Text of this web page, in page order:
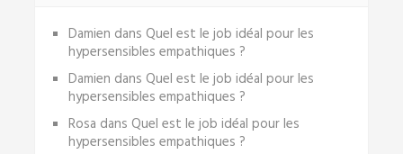
Damien dans Quel est le job idéal pour les
hypersensibles empathiques ?
Damien dans Quel est le job idéal pour les
hypersensibles empathiques ?
Rosa dans Quel est le job idéal pour les
hypersensibles empathiques ?